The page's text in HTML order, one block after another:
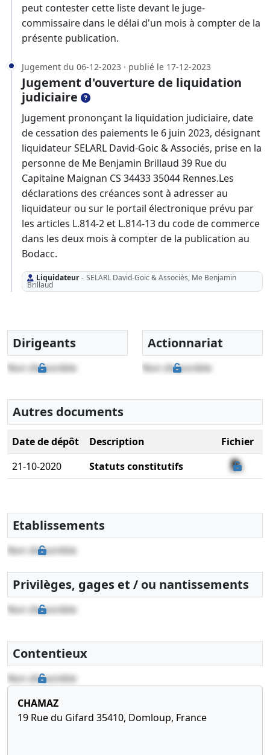
peut contester cette liste devant le juge-
commissaire dans le délai d'un mois à compter de la
présente publication.
Jugement du 06-12-2023 · publié le 17-12-2023
Jugement d'ouverture de liquidation
judiciaire
Jugement prononçant la liquidation judiciaire, date
de cessation des paiements le 6 juin 2023, désignant
liquidateur SELARL David-Goic & Associés, prise en la
personne de Me Benjamin Brillaud 39 Rue du
Capitaine Maignan CS 34433 35044 Rennes.Les
déclarations des créances sont à adresser au
liquidateur ou sur le portail électronique prévu par
les articles L.814-2 et L.814-13 du code de commerce
dans les deux mois à compter de la publication au
Bodacc.
Liquidateur - SELARL David-Goic & Associés, Me Benjamin
Brillaud
Dirigeants
Non disponible
Actionnariat
Non disponible
Autres documents
Date de dépôt Description
Fichier
21-10-2020
Statuts constitutifs
Etablissements
Non disponible
Privilèges, gages et / ou nantissements
Non disponible
Contentieux
Non disponible
CHAMAZ
19 Rue du Gifard 35410, Domloup, France